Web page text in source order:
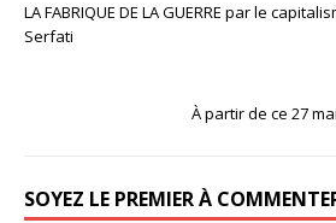
LA FABRIQUE DE LA GUERRE par le
Serfati
À partir de ce 27
SOYEZ LE PREMIER À